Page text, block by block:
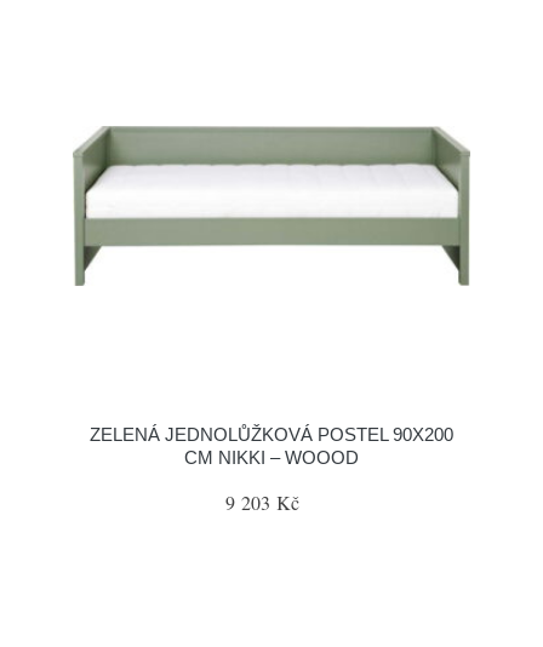
ZELENÁ JEDNOLŮŽKOVÁ POSTEL 90X200
CM NIKKI – WOOOD
9 203 Kč